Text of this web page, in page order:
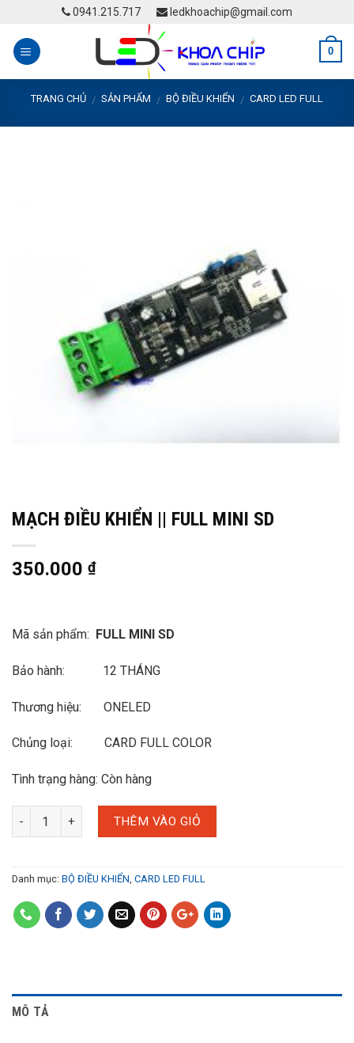
content
0941.215.717 ledkhoachip@gmail.com
0
TRANG CHỦ / SẢN PHẨM / BỘ ĐIỀU KHIỂN / CARD LED FULL
MẠCH ĐIỀU KHIỂN || FULL MINI SD
350.000 ₫
Mã sản phẩm: FULL MINI SD
Bảo hành: 12 THÁNG
Thương hiệu: ONELED
Chủng loại: CARD FULL COLOR
Tình trạng hàng: Còn hàng
THÊM VÀO GIỎ
Danh mục: BỘ ĐIỀU KHIỂN CARD LED FULL
MÔ TẢ